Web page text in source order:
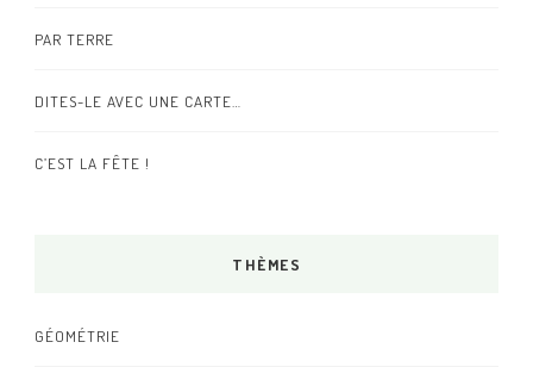
PAR TERRE
DITES-LE AVEC UNE CARTE…
C’EST LA FÊTE !
THÈMES
GÉOMÉTRIE